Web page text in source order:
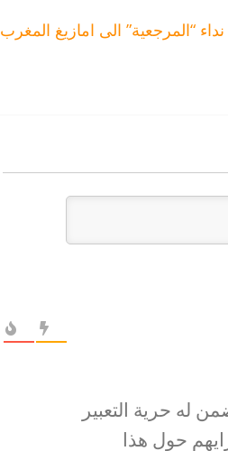
نداء “المرجعية” الى امازيغ المغرب
له حرية التعبير
حول هذا